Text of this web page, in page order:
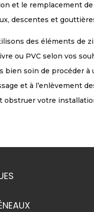
et le remplacement de
descentes et
des éléments de
ou PVC selon vos
bien soin de procéder à
et à l’enlèvement
obstruer votre